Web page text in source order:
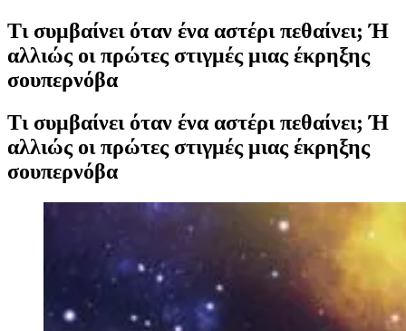
Τι συμβαίνει όταν ένα αστέρι πεθαίνει; Ή
αλλιώς οι πρώτες στιγμές μιας έκρηξης
σουπερνόβα
Τι συμβαίνει όταν ένα αστέρι πεθαίνει; Ή
αλλιώς οι πρώτες στιγμές μιας έκρηξης
σουπερνόβα